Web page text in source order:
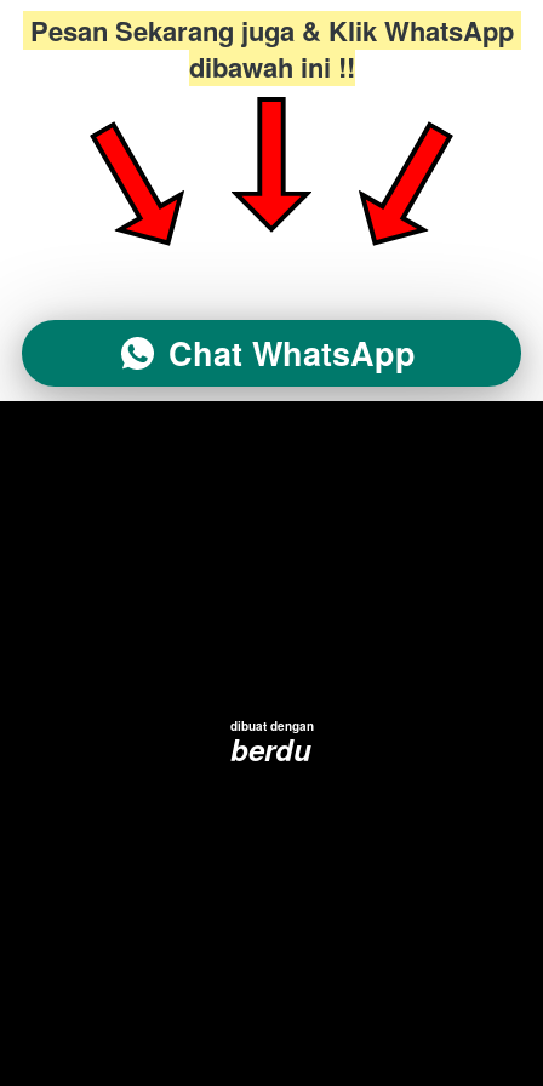
Pesan Sekarang juga & Klik W
dibawah ini !!
` Chat WhatsApp
dibuat dengan
berdu